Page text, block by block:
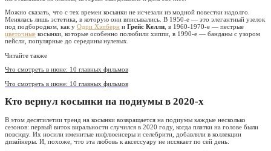
Можно сказать, что с тех времен косынки не исчезали из модной повестки надолго.
Менялась лишь эстетика, в которую они вписывались. В 1950-е — это элегантный узелок
под подбородком, как у Одри Хэпберн и Грейс Келли, в 1960-1970-е — пестрые
цветочные косынки, которые особенно полюбили хиппи, в 1990-е — банданы с узором
пейсли, популярные до середины нулевых.
Читайте также
Что смотреть в июне: 10 главных фильмов
Что смотреть в июне: 10 главных фильмов
Кто вернул косынки на подиумы в 2020-х
В этом десятилетии тренд на косынки возвращается на подиумы каждые несколько
сезонов: первый виток виральности случился в 2020 году, когда платки на голове были
повсюду. Их носили именитые инфлюенсеры и селебрити, добавляли в коллекции
дизайнеры. И, похоже, что эта любовь к аксессуару не иссякает по сей день.